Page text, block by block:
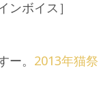
インボイス］
。 2013年猫祭